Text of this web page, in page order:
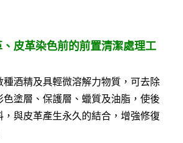
皮革染色前的前置清潔處理工
種酒精及具輕微溶解力物質，可去除
色塗層、保護層、蠟質及油脂，使後
，與皮革產生永久的結合，增強修復